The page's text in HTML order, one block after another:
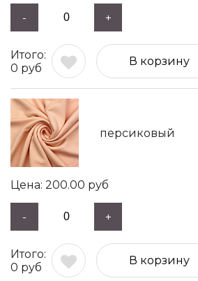
- +
0 руб
В корзину
персиковый
200.00 руб
- +
0 руб
В корзину